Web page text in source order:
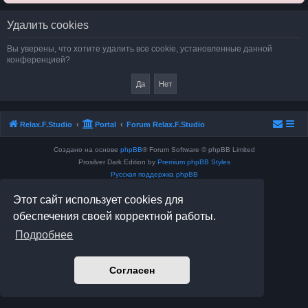
Этот сайт использует cookies для
обеспечения своей корректной работы.
Подробнее
Согласен
Удалить cookies
Вы уверены, что хотите удалить все cookie, установленные данной
конференцией?
Relax.F.Studio Portal Forum Relax.F.Studio
Создано на основе phpBB® Forum Software © phpBB Limited
Prosilver Dark Edition by Premium phpBB Styles
Русская поддержка phpBB